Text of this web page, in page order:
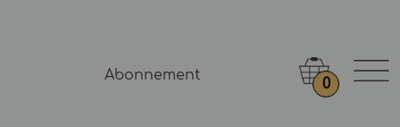
Abonnement
0